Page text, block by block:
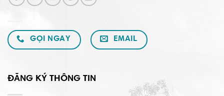
GỌI NGAY EMAIL
ĐĂNG KÝ THÔNG TIN